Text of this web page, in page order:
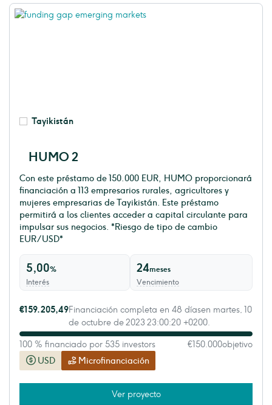
Tayikistán
HUMO 2
Con este préstamo de 150.000 EUR, HUMO proporcionará
financiación a 113 empresarios rurales, agricultores y
mujeres empresarias de Tayikistán. Este préstamo
permitirá a los clientes acceder a capital circulante para
impulsar sus negocios. *Riesgo de tipo de cambio
EUR/USD*
5,00%
Interés
24meses
Vencimiento
USD Microfinanciación
€159.205,49Financiación completa en 48 díasen martes, 10
de octubre de 2023 23:00:20 +0200.
100 % financiado por 535 investors €150.000objetivo
Ver proyecto